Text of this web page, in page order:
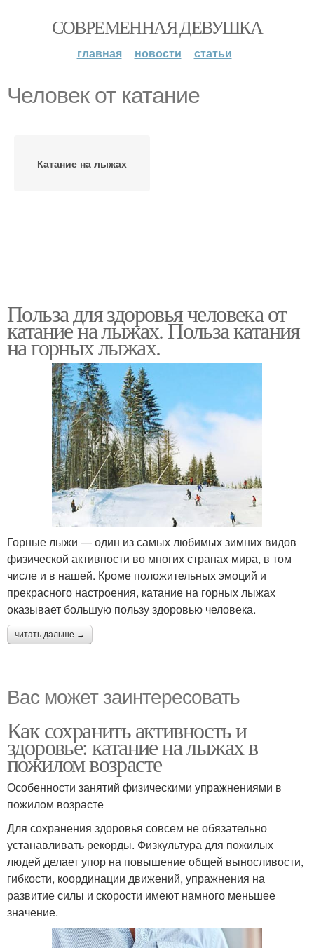
СОВРЕМЕННАЯ ДЕВУШКА
главная новости статьи
Человек от катание
Катание на лыжах
Польза для здоровья человека от
катание на лыжах. Польза катания
на горных лыжах.
Горные лыжи — один из самых любимых зимних видов
физической активности во многих странах мира, в том
числе и в нашей. Кроме положительных эмоций и
прекрасного настроения, катание на горных лыжах
оказывает большую пользу здоровью человека.
читать дальше →
Вас может заинтересовать
Как сохранить активность и
здоровье: катание на лыжах в
пожилом возрасте
Особенности занятий физическими упражнениями в
пожилом возрасте
Для сохранения здоровья совсем не обязательно
устанавливать рекорды. Физкультура для пожилых
людей делает упор на повышение общей выносливости,
гибкости, координации движений, упражнения на
развитие силы и скорости имеют намного меньшее
значение.